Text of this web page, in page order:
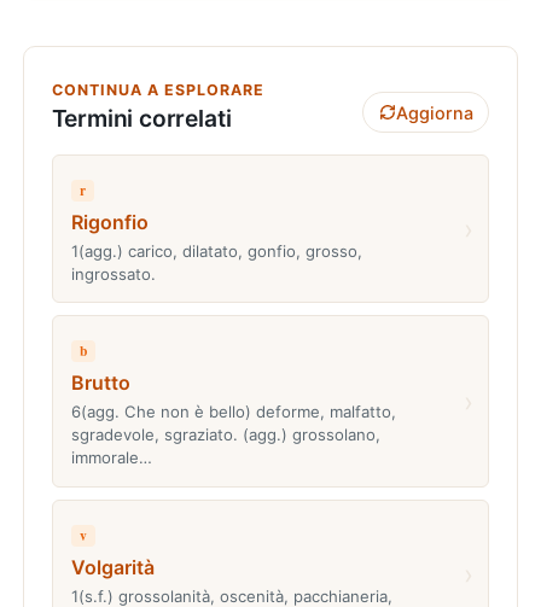
CONTINUA A ESPLORARE
Termini correlati Aggiorna
r
Rigonfio
1(agg.) carico, dilatato, gonfio, grosso,
ingrossato.
b
Brutto
6(agg. Che non è bello) deforme, malfatto,
sgradevole, sgraziato. (agg.) grossolano,
immorale…
v
Volgarità
1(s.f.) grossolanità, oscenità, pacchianeria,